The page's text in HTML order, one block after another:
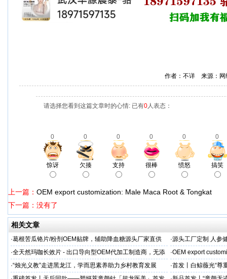
作者：不详 来源：
请选择您看到这篇文章时的心情: 已有0人表态：
0 0 0 0 0 0
惊讶 欠揍 支持 很棒 愤怒 搞笑
上一篇： OEM export customization: Male Maca Root & Tongkat
下一篇：没有了
相关文章
·葛根苦瓜铬片/粉剂OEM贴牌，辅助降血糖源头厂家直供 ·源头工厂定制 人参
出口优选
·全天然玛咖长效片 - 出口导向型OEM代加工制造商，无添
加剂
·OEM export
·“烛光义教”走进黑龙江，学而思素养助力乡村教育发展 ·首发丨白鲸薇光“尊